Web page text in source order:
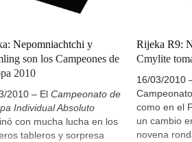
Nepomniachtchi y
son los Campeones de
2010
2010 – ElCampeonato de
Individual Absoluto
con mucha lucha en los
tableros y sorpresa
Rijeka R9:
Cmylite
16/03/2010
como en el
un cambio
novena